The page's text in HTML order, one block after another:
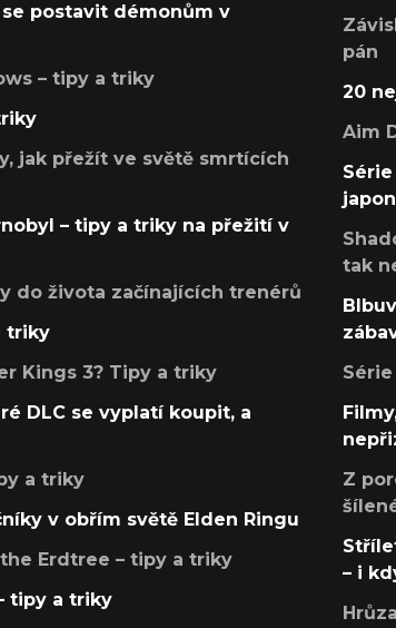
postavit démonům v
– tipy a triky
jak přežít ve světě smrtících
– tipy a triky na přežití v
do života začínajících trenérů
triky
Kings 3? Tipy a triky
DLC se vyplatí koupit, a
a triky
v obřím světě Elden Ringu
Erdtree – tipy a triky
tipy a triky
pán
20
Aim
tak
Z
– i